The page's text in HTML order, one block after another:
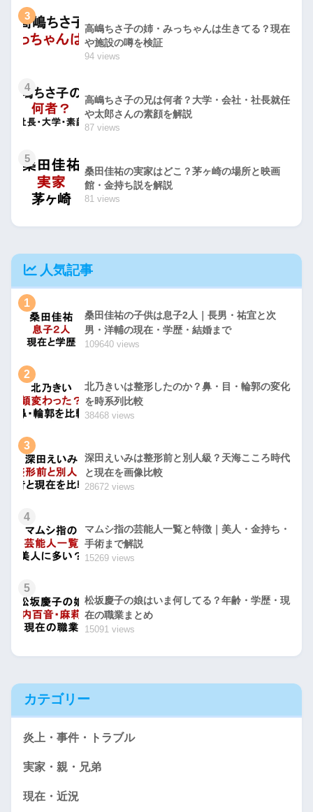
3
高嶋ちさ子の姉・みっちゃんは生きてる？現在
や施設の噂を検証
94 views
4
高嶋ちさ子の兄は何者？大学・会社・社長就任
や太郎さんの素顔を解説
87 views
5
桑田佳祐の実家はどこ？茅ヶ崎の場所と映画
館・金持ち説を解説
81 views
人気記事
1
桑田佳祐の子供は息子2人｜長男・祐宜と次
男・洋輔の現在・学歴・結婚まで
109640 views
2
北乃きいは整形したのか？鼻・目・輪郭の変化
を時系列比較
38468 views
3
深田えいみは整形前と別人級？天海こころ時代
と現在を画像比較
28672 views
4
マムシ指の芸能人一覧と特徴｜美人・金持ち・
手術まで解説
15269 views
5
松坂慶子の娘はいま何してる？年齢・学歴・現
在の職業まとめ
15091 views
カテゴリー
炎上・事件・トラブル
実家・親・兄弟
現在・近況